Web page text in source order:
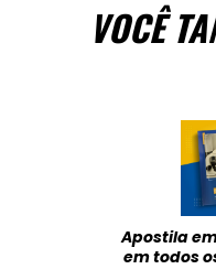
VOCÊ
Apostila
em todos